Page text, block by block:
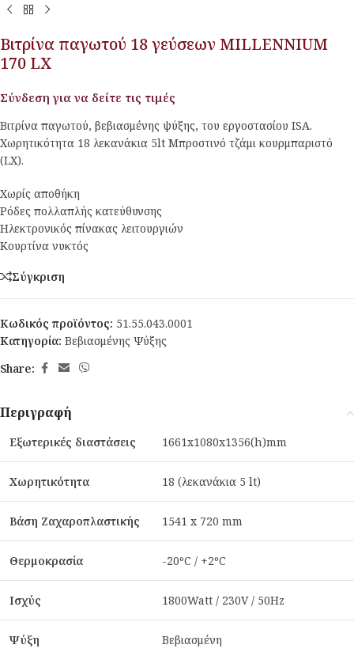
Βιτρίνα παγωτού 18 γεύσεων MILLENNIUM
170 LX
Σύνδεση για να δείτε τις τιμές
Βιτρίνα παγωτού, βεβιασμένης ψύξης, του εργοστασίου ISA.
Χωρητικότητα 18 λεκανάκια 5lt Μπροστινό τζάμι κουρμπαριστό
(LX).
Χωρίς αποθήκη
Ρόδες πολλαπλής κατεύθυνσης
Ηλεκτρονικός πίνακας λειτουργιών
Κουρτίνα νυκτός
Σύγκριση
Κωδικός προϊόντος: 51.55.043.0001
Κατηγορία: Βεβιασμένης Ψύξης
Share:
Περιγραφή
Εξωτερικές διαστάσεις 1661x1080x1356(h)mm
Χωρητικότητα 18 (λεκανάκια 5 lt)
Βάση Ζαχαροπλαστικής 1541 x 720 mm
Θερμοκρασία -20ºC / +2ºC
Ισχύς 1800Watt / 230V / 50Hz
Ψύξη Βεβιασμένη